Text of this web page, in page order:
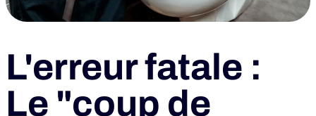
L'erreur fatale :
Le "coup de